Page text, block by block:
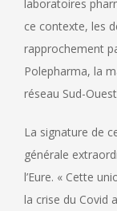
laboratoires
ce contexte, les
rapprochement
Polepharma, la
réseau Sud-
La signature de
générale
l’Eure. « Cette
la crise du Covid